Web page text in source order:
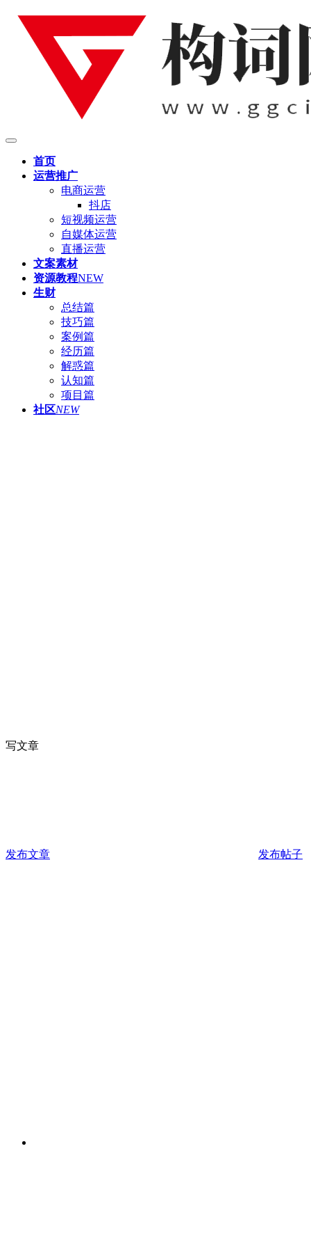
首页
运营推广
电商运营
抖店
短视频运营
自媒体运营
直播运营
文案素材
资源教程NEW
生财
总结篇
技巧篇
案例篇
经历篇
解惑篇
认知篇
项目篇
社区NEW
写文章
发布文章 发布帖子